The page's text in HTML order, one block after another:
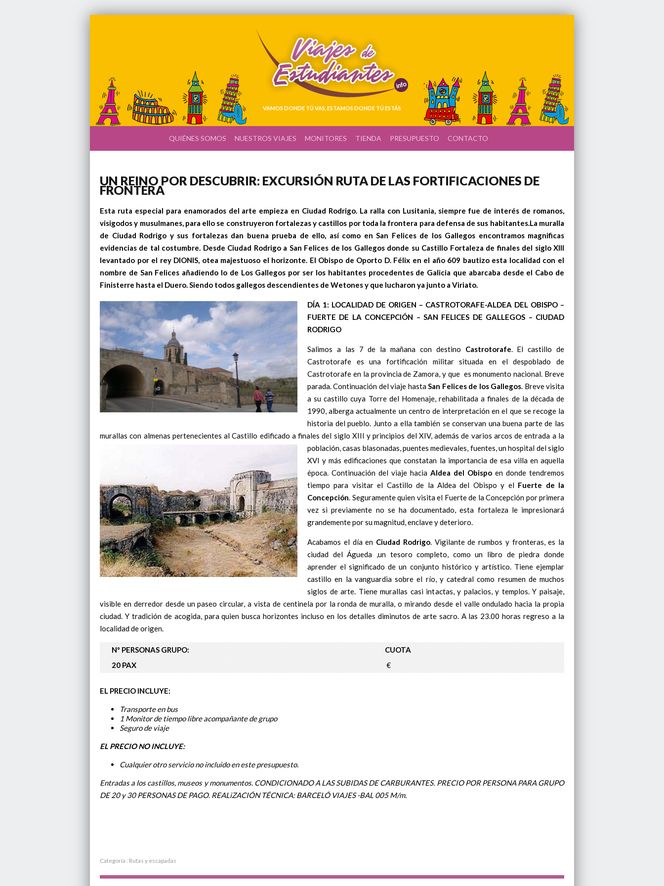
VAMOS DONDE TÚ VAS, ESTAMOS DONDE TÚ ESTÁS
QUIÉNES SOMOS NUESTROS VIAJES MONITORES TIENDA PRESUPUESTO CONTACTO
UN REINO POR DESCUBRIR: EXCURSIÓN RUTA DE LAS FORTIFICACIONES DE
FRONTERA
Esta ruta especial para enamorados del arte empieza en Ciudad Rodrigo. La ralla con Lusitania, siempre fue de interés de romanos,
visigodos y musulmanes, para ello se construyeron fortalezas y castillos por toda la frontera para defensa de sus habitantes.La muralla
de Ciudad Rodrigo y sus fortalezas dan buena prueba de ello, así como en San Felices de los Gallegos encontramos magnificas
evidencias de tal costumbre. Desde Ciudad Rodrigo a San Felices de los Gallegosdonde su Castillo Fortaleza de finales del siglo XIII
levantado por el rey DIONIS, otea majestuoso el horizonte. El Obispo de Oporto D. Félix en el año 609 bautizo esta localidad con el
nombre de San Felices añadiendo lo de Los Gallegos por ser los habitantes procedentes de Galicia que abarcaba desde el Cabo de
Finisterre hasta el Duero. Siendo todos gallegos descendientes de Wetones y que lucharon ya junto a Viriato.
DÍA 1: LOCALIDAD DE ORIGEN – CASTROTORAFE-ALDEA DEL OBISPO –
FUERTE DE LA CONCEPCIÓN – SAN FELICES DE GALLEGOS – CIUDAD
RODRIGO
Salimos a las 7 de la mañana con destino Castrotorafe. El castillo de
Castrotorafe es una fortificación militar situada en el despoblado de
Castrotorafe en la provincia de Zamora, y que es monumento nacional. Breve
parada. Continuación del viaje hastaSan Felices de los Gallegos. Breve visita
a su castillo cuya Torre del Homenaje, rehabilitada a finales de la década de
1990, alberga actualmente un centro de interpretación en el que se recoge la
historia del pueblo. Junto a ella también se conservan una buena parte de las
murallas con almenas pertenecientes al Castillo edificado a finales del siglo XIII y principios del XIV, además de varios arcos de entrada a la
población, casas blasonadas, puentes medievales, fuentes, un hospital del siglo
XVI y más edificaciones que constatan la importancia de esa villa en aquella
época. Continuación del viaje hacia Aldea del Obispo en donde tendremos
tiempo para visitar el Castillo de la Aldea del Obispo y el Fuerte de la
Concepción. Seguramente quien visita el Fuerte de la Concepción por primera
vez si previamente no se ha documentado, esta fortaleza le impresionará
grandemente por su magnitud, enclave y deterioro.
Acabamos el día en Ciudad Rodrigo. Vigilante de rumbos y fronteras, es la
ciudad del Águeda ,un tesoro completo, como un libro de piedra donde
aprender el significado de un conjunto histórico y artístico. Tiene ejemplar
castillo en la vanguardia sobre el río, y catedral como resumen de muchos
siglos de arte. Tiene murallas casi intactas, y palacios, y templos. Y paisaje,
visible en derredor desde un paseo circular, a vista de centinela por la ronda de muralla, o mirando desde el valle ondulado hacia la propia
ciudad. Y tradición de acogida, para quien busca horizontes incluso en los detalles diminutos de arte sacro. A las 23.00 horas regreso a la
localidad de origen.
Nº PERSONAS GRUPO:
CUOTA
20 PAX
€
EL PRECIO INCLUYE:
Transporte en bus
1 Monitor de tiempo libre acompañante de grupo
Seguro de viaje
EL PRECIO NO INCLUYE:
Cualquier otro servicio no incluido en este presupuesto.
Entradas a los castillos, museos y monumentos.CONDICIONADO A LAS SUBIDAS DE CARBURANTES. PRECIO POR PERSONA PARA GRUPO
DE 20 y 30 PERSONAS DE PAGO. REALiZACIÓN TÉCNICA: BARCELÓ VIAJES -BAL 005 M/m.
Categoría : Rutas y escapadas